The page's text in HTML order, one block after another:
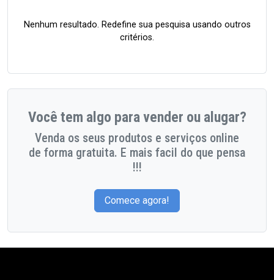
Nenhum resultado. Redefine sua pesquisa usando outros
critérios.
Você tem algo para vender ou alugar?
Venda os seus produtos e serviços online
de forma gratuita. E mais facil do que pensa
!!!
Comece agora!